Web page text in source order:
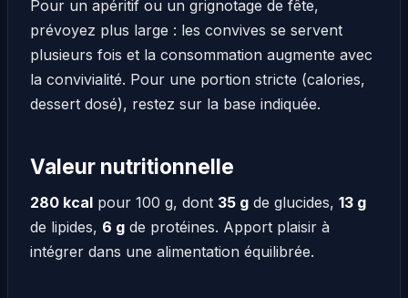
Pour un apéritif ou un grignotage de fête,
prévoyez plus large : les convives se servent
plusieurs fois et la consommation augmente avec
la convivialité. Pour une portion stricte (calories,
dessert dosé), restez sur la base indiquée.
Valeur nutritionnelle
280 kcal pour 100 g, dont 35 g de glucides, 13 g
de lipides, 6 g de protéines. Apport plaisir à
intégrer dans une alimentation équilibrée.